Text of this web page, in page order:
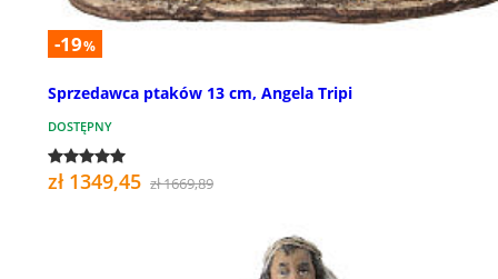
-19%
Sprzedawca ptaków 13 cm, Angela Tripi
DOSTĘPNY
zł 1349,45 zł 1669,89